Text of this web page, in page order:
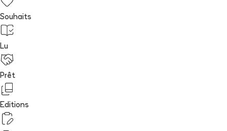
Souhaits
Lu
Prêt
Editions